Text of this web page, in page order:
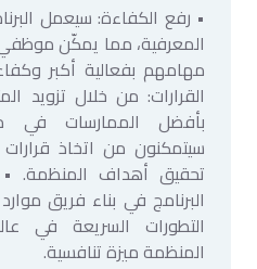
• رفع الكفاءة: سيعمل
المعرفية، مما يمكّن موظفي
مهامهم بفعالية أكبر
القرارات: من خلال تزويد
بأفضل الممارسات في
سيتمكنون من اتخاذ
تحقيق أهداف المنظمة.
البرنامج في بناء فريق
التطورات السريعة في
المنظمة ميزة تنافسية.